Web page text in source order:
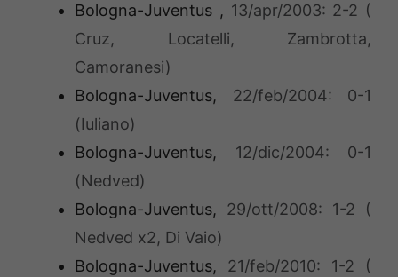
Bologna-Juventus , 13/apr/2003: 2-2 (
Cruz, Locatelli, Zambrotta,
Camoranesi)
Bologna-Juventus, 22/feb/2004: 0-1
(Iuliano)
Bologna-Juventus, 12/dic/2004: 0-1
(Nedved)
Bologna-Juventus, 29/ott/2008: 1-2 (
Nedved x2, Di Vaio)
Bologna-Juventus, 21/feb/2010: 1-2 (